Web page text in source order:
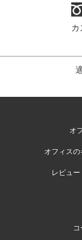
カ
オ
オフィスの
レビュー
コ